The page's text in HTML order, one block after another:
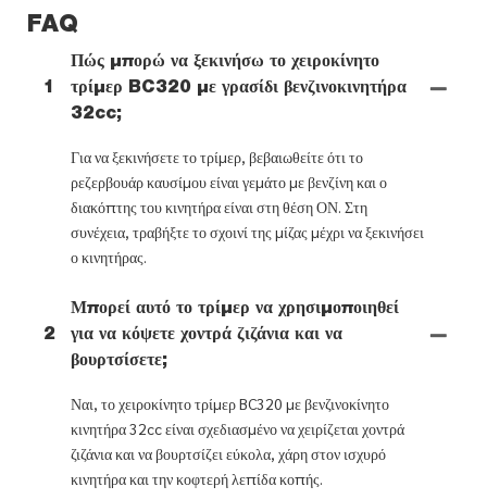
FAQ
1
Πώς μπορώ να ξεκινήσω το χειροκίνητο
τρίμερ BC320 με γρασίδι βενζινοκινητήρα
32cc;
Για να ξεκινήσετε το τρίμερ, βεβαιωθείτε ότι το
ρεζερβουάρ καυσίμου είναι γεμάτο με βενζίνη και ο
διακόπτης του κινητήρα είναι στη θέση ΟΝ. Στη
συνέχεια, τραβήξτε το σχοινί της μίζας μέχρι να ξεκινήσει
ο κινητήρας.
2
Μπορεί αυτό το τρίμερ να χρησιμοποιηθεί
για να κόψετε χοντρά ζιζάνια και να
βουρτσίσετε;
Ναι, το χειροκίνητο τρίμερ BC320 με βενζινοκίνητο
κινητήρα 32cc είναι σχεδιασμένο να χειρίζεται χοντρά
ζιζάνια και να βουρτσίζει εύκολα, χάρη στον ισχυρό
κινητήρα και την κοφτερή λεπίδα κοπής.